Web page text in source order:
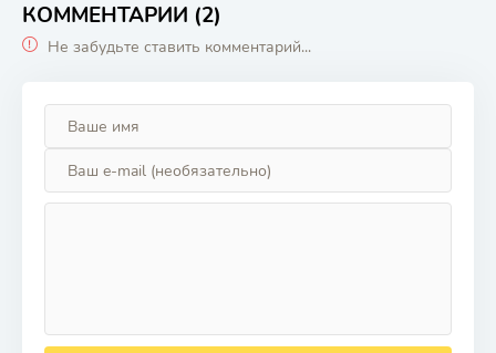
КОММЕНТАРИИ (2)
Не забудьте ставить комментарий...